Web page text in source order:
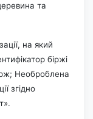
та
на який
біржі
Необроблена
згідно